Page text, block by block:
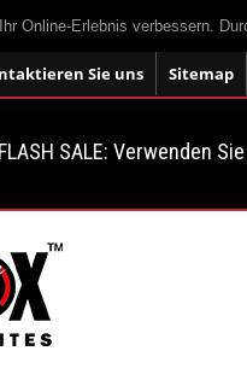
Online-Erlebnis verbessern.
Sie uns Sitemap
FLASH SALE: Verwenden